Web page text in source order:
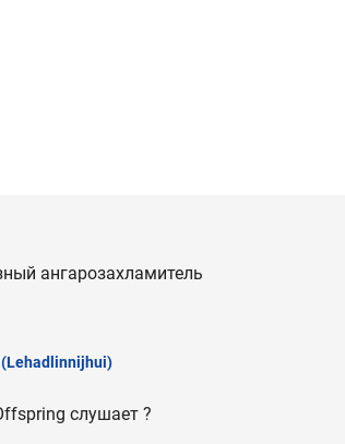
ангарозахламитель
(Lehadlinnijhui)
слушает ?